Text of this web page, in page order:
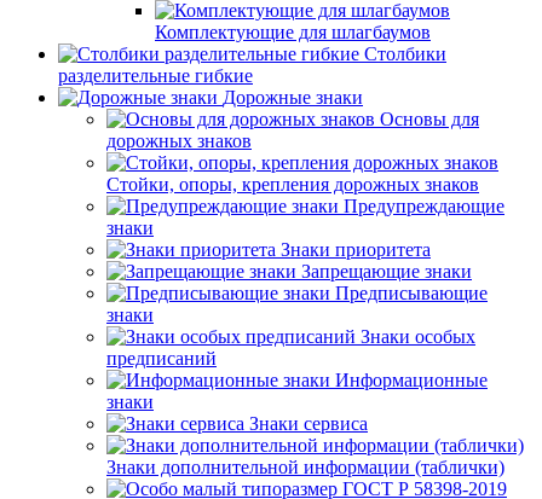
Комплектующие для шлагбаумов
Столбики
разделительные гибкие
Дорожные знаки
Основы для
дорожных знаков
Стойки, опоры, крепления дорожных знаков
Предупреждающие
знаки
Знаки приоритета
Запрещающие знаки
Предписывающие
знаки
Знаки особых
предписаний
Информационные
знаки
Знаки сервиса
Знаки дополнительной информации (таблички)